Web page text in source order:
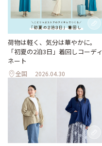
荷物は軽く、気分は華やかに。
「初夏の2泊3日」着回しコーディ
ネート
全国 2026.04.30